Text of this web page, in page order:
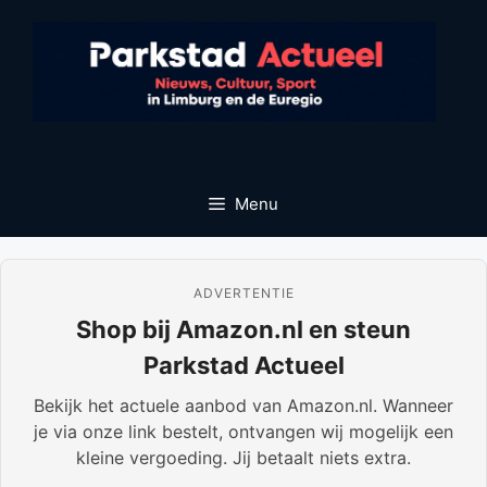
Menu
ADVERTENTIE
Shop bij Amazon.nl en steun
Parkstad Actueel
Bekijk het actuele aanbod van Amazon.nl. Wanneer
je via onze link bestelt, ontvangen wij mogelijk een
kleine vergoeding. Jij betaalt niets extra.